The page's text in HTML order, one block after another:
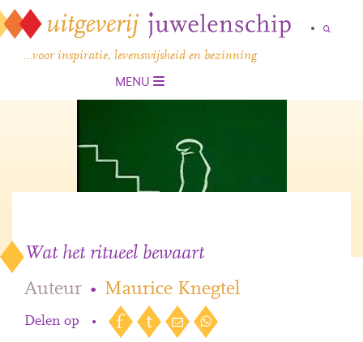
…voor inspiratie, levenswijsheid en bezinning
MENU
Wat het ritueel bewaart
Auteur • Maurice Knegtel
Delen op •